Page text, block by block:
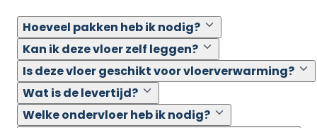
Hoeveel pakken heb ik nodig?
Kan ik deze vloer zelf leggen?
Is deze vloer geschikt voor vloerverwarming?
Wat is de levertijd?
Welke ondervloer heb ik nodig?